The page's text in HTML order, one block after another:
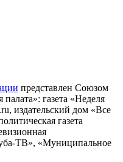
представлен Союзом
газета «Неделя
издательский дом «Все
газета
ТВ», «Муниципальное